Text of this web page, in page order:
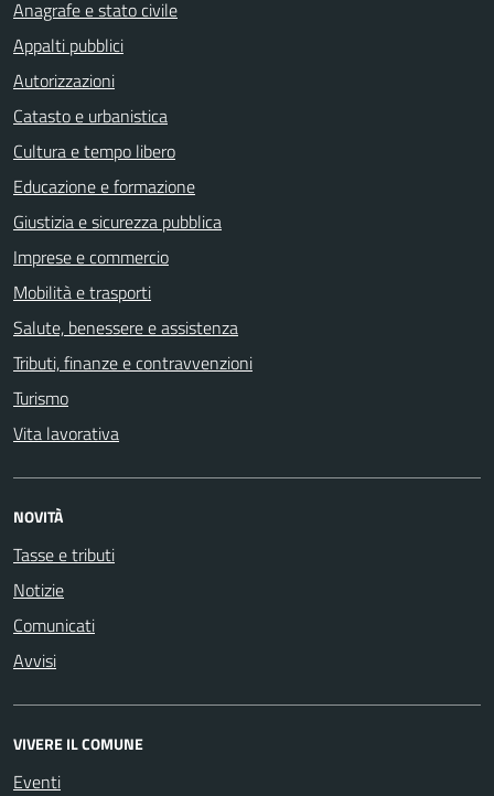
Anagrafe e stato civile
Appalti pubblici
Autorizzazioni
Catasto e urbanistica
Cultura e tempo libero
Educazione e formazione
Giustizia e sicurezza pubblica
Imprese e commercio
Mobilità e trasporti
Salute, benessere e assistenza
Tributi, finanze e contravvenzioni
Turismo
Vita lavorativa
NOVITÀ
Tasse e tributi
Notizie
Comunicati
Avvisi
VIVERE IL COMUNE
Eventi